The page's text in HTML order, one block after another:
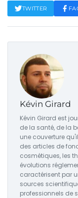
TWITTER
Kévin Girard
Kévin Girard est
de la santé, de la
une couverture
des articles de
cosmétiques, les
évolutions
caractérisent par
sources
professionnels de